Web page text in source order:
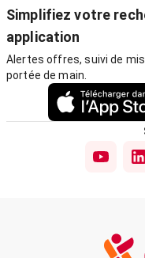
Simplifiez votre
application
Alertes offres, suivi de
portée de main.